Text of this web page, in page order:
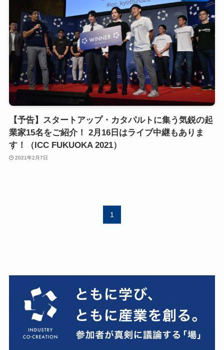
【予告】スタートアップ・カタパルトに集う気鋭の起
業家15名をご紹介！ 2月16日はライブ中継もありま
す！（ICC FUKUOKA 2021）
2021年2月7日
1